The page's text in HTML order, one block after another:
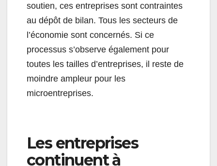
soutien, ces entreprises sont contraintes
au dépôt de bilan. Tous les secteurs de
l’économie sont concernés. Si ce
processus s’observe également pour
toutes les tailles d’entreprises, il reste de
moindre ampleur pour les
microentreprises.
Les entreprises
continuent à